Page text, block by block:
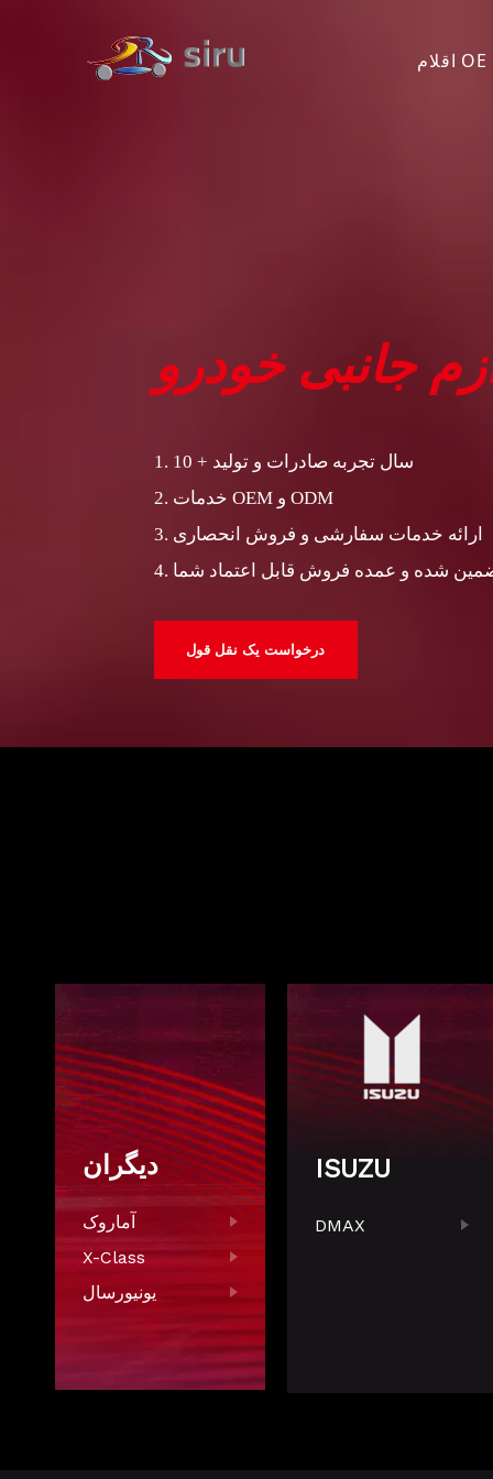
اقلام OE
دیگر
1. 10 + سال تجربه صادرات و تولید
2. خدمات OEM و ODM
3. ارائه خدمات سفارشی و فروش انحصاری
شده و عمده فروش قابل اعتماد شما
درخواست یک نقل قول
جانبی خودرو
ISUZU
DMAX
دیگران
آماروک
X-Class
یونیورسال